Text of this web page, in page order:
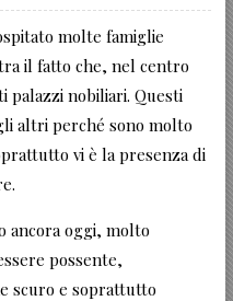
molte famiglie
il fatto che, nel centro
palazzi nobiliari. Questi
altri perché sono molto
vi è la presenza di
ancora oggi, molto
possente,
scuro e soprattutto